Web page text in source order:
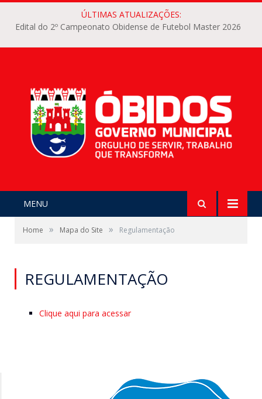
ÚLTIMAS ATUALIZAÇÕES:
Edital do 2º Campeonato Obidense de Futebol Master 2026
MENU
Home » Mapa do Site » Regulamentação
REGULAMENTAÇÃO
Clique aqui para acessar